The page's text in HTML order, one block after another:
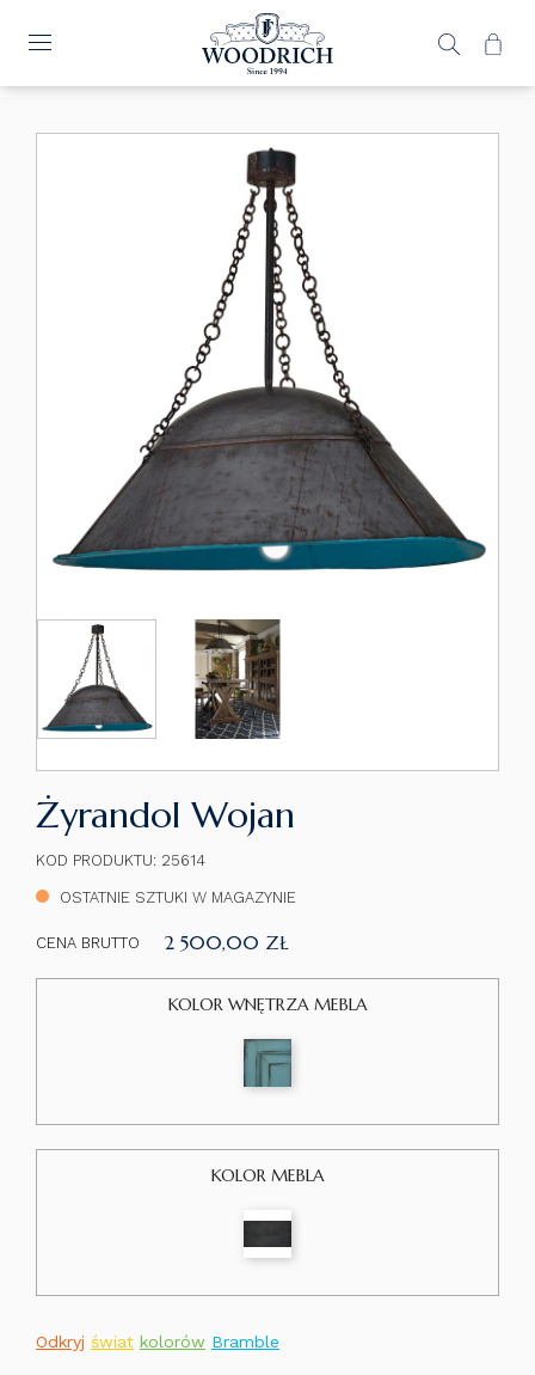
Żyrandol Wojan
KOD PRODUKTU: 25614
OSTATNIE SZTUKI W MAGAZYNIE
CENA BRUTTO 2 500,00 ZŁ
KOLOR WNĘTRZA MEBLA
KOLOR MEBLA
Odkryj świat kolorów Bramble